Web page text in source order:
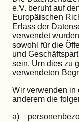
e.V. beruht auf
Europäischen
Erlass der
verwendet
sowohl für die
und
sein. Um dies zu
verwendeten
Wir verwenden in
anderem die
a)